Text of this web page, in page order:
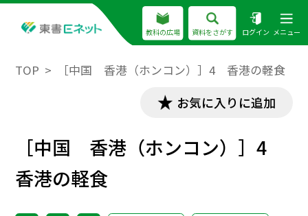
教科の広場 資料をさがす ログイン メニュー
TOP ［中国 香港（ホンコン）］4 香港の軽食
お気に入りに追加
［中国 香港（ホンコン）］4
香港の軽食